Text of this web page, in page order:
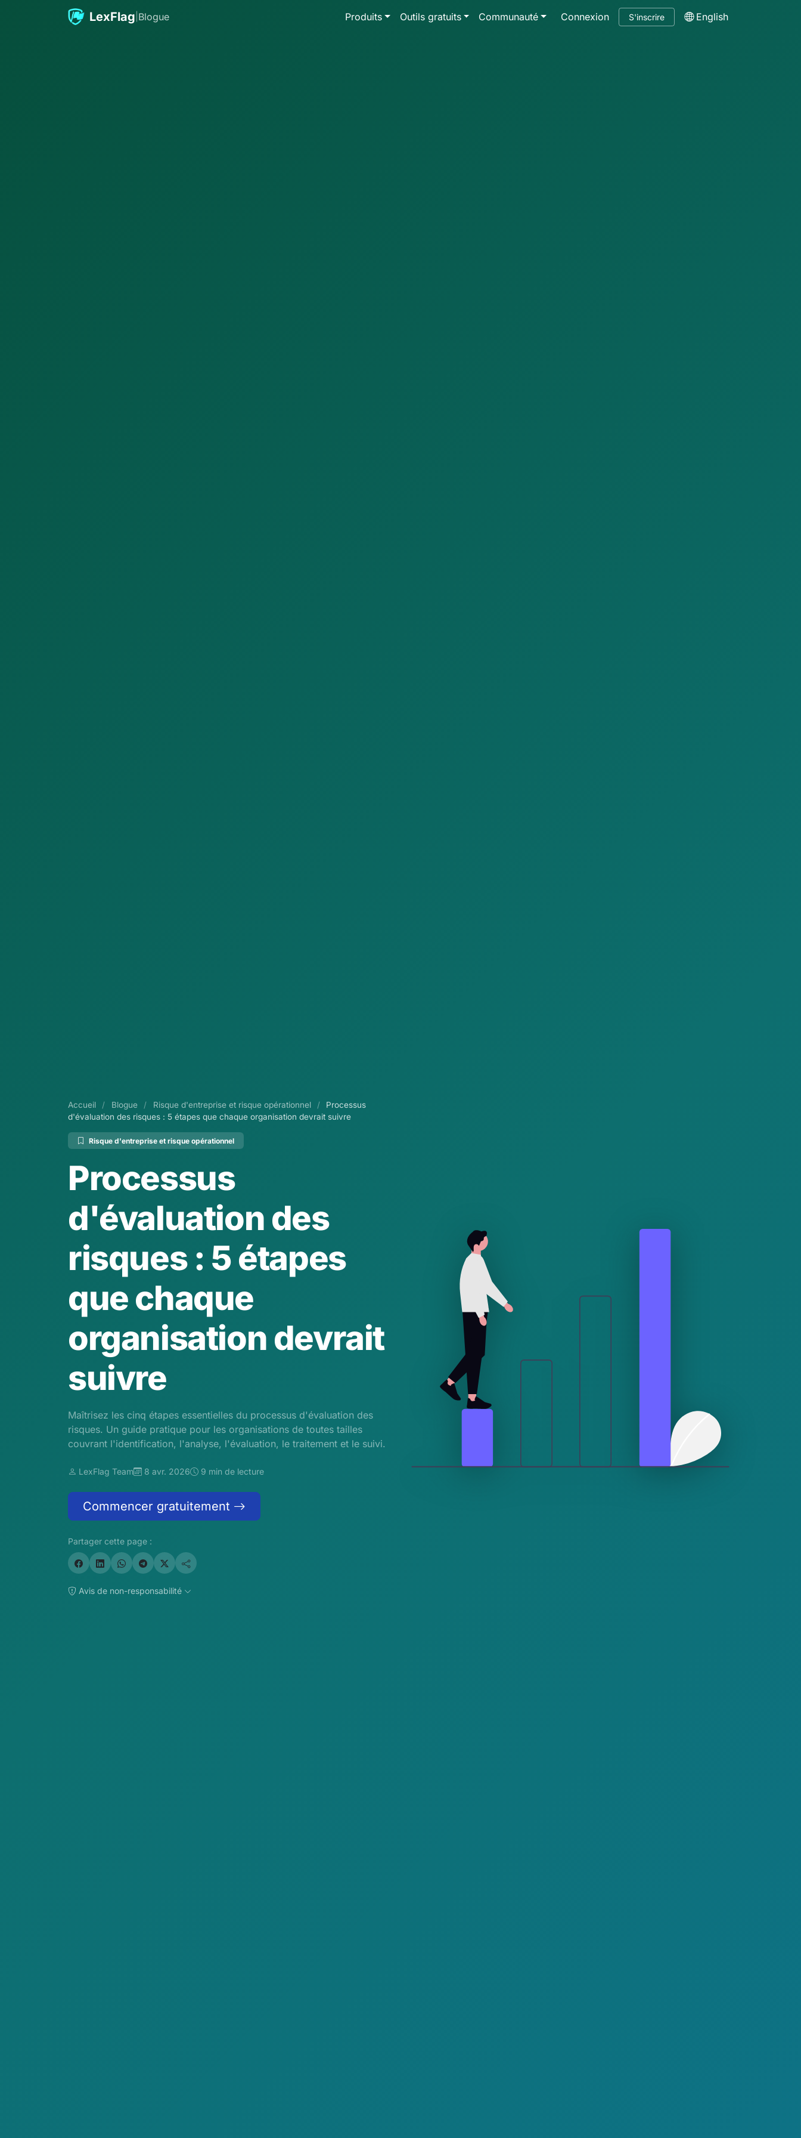
Passer au contenu
LexFlag Blogue Produits Outils gratuits Communauté Connexion S'inscrire English
Accueil / Blogue / Risque d'entreprise et risque opérationnel /
Processus
d'évaluation des risques : 5 étapes que chaque organisation devrait suivre
Risque d'entreprise et risque opérationnel
Processus
d'évaluation des
risques : 5 étapes
que chaque
organisation devrait
suivre
Maîtrisez les cinq étapes essentielles du processus d'évaluation des
risques. Un guide pratique pour les organisations de toutes tailles
couvrant l'identification, l'analyse, l'évaluation, le traitement et le suivi.
LexFlag Team 8 avr. 2026 9 min de lecture
Commencer gratuitement
Partager cette page :
Avis de non-responsabilité